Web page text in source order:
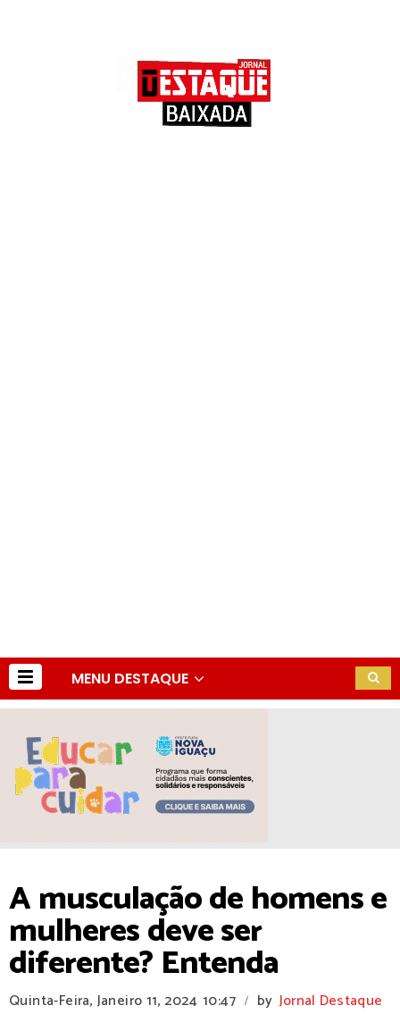
MENU DESTAQUE
A musculação de homens e
mulheres deve ser
diferente? Entenda
Quinta-Feira, Janeiro 11, 2024 10:47 / by Jornal Destaque